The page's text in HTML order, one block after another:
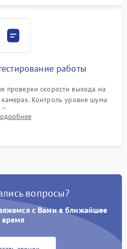
работы
проверки скорости выхода на
Контроль уровня шума
стенок и корректного
автоматической оттайки.
вопросы?
с Вами в ближайшее
время